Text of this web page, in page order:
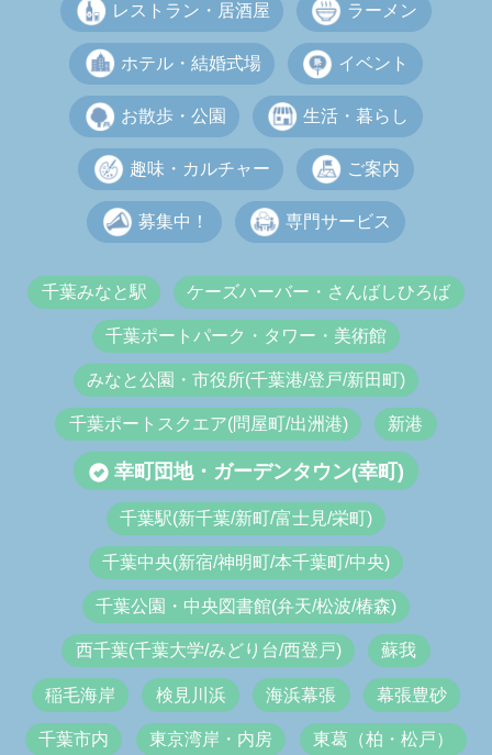
レストラン・居酒屋 ラーメン
ホテル・結婚式場 イベント
お散歩・公園 生活・暮らし
趣味・カルチャー ご案内
募集中！ 専門サービス
千葉みなと駅 ケーズハーバー・さんばしひろば
千葉ポートパーク・タワー・美術館
みなと公園・市役所(千葉港/登戸/新田町)
千葉ポートスクエア(問屋町/出洲港) 新港
幸町団地・ガーデンタウン(幸町)
千葉駅(新千葉/新町/富士見/栄町)
千葉中央(新宿/神明町/本千葉町/中央)
千葉公園・中央図書館(弁天/松波/椿森)
西千葉(千葉大学/みどり台/西登戸) 蘇我
稲毛海岸 検見川浜 海浜幕張 幕張豊砂
千葉市内 東京湾岸・内房 東葛（柏・松戸）